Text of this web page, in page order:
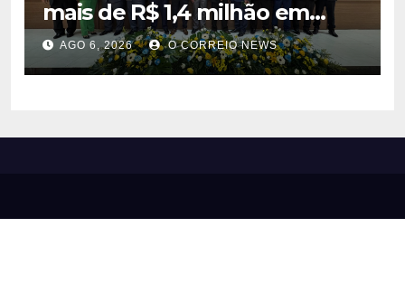
mais de R$ 1,4 milhão em
emendas para investimentos
em diversas áreas
AGO 6, 2026 O CORREIO NEWS